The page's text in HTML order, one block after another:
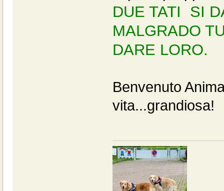
DUE TATI SI
MALGRADO
DARE LORO.
Benvenuto
vita...grandiosa!